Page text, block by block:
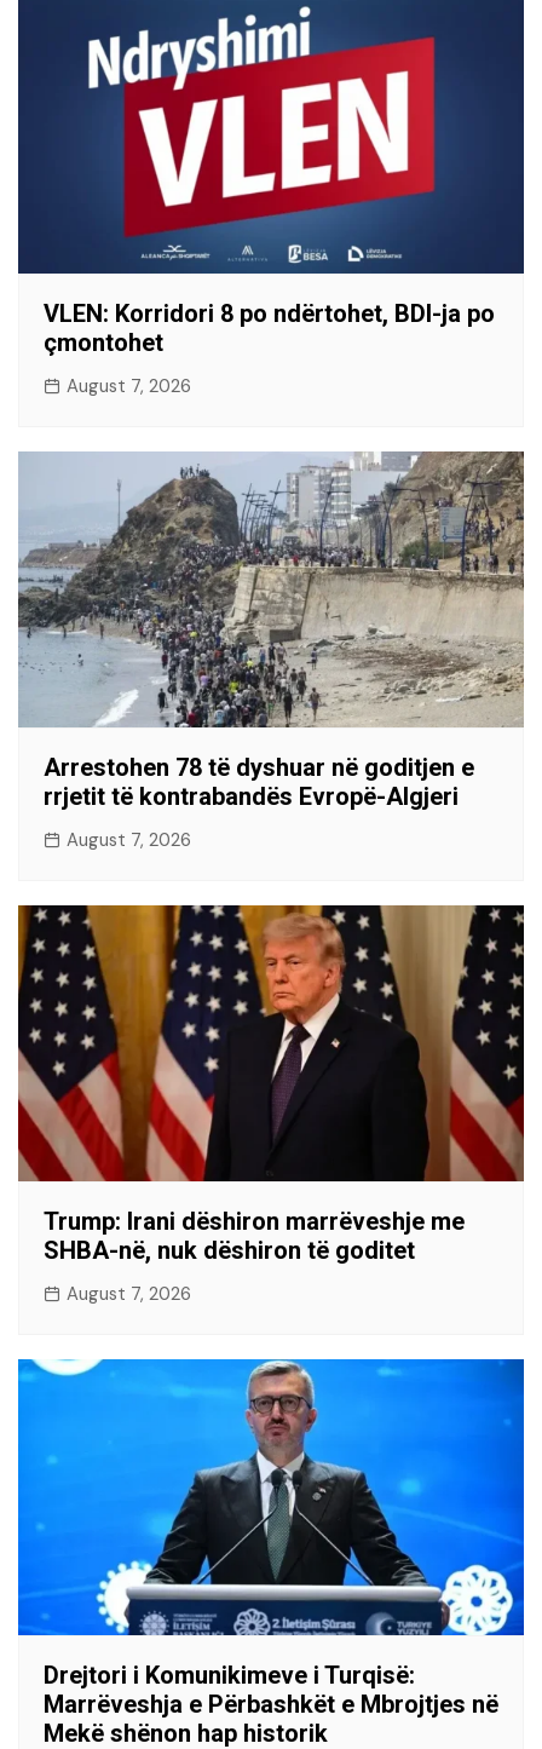
VLEN: Korridori 8 po ndërtohet, BDI-ja po
çmontohet
August 7, 2026
Arrestohen 78 të dyshuar në goditjen e
rrjetit të kontrabandës Evropë-Algjeri
August 7, 2026
Trump: Irani dëshiron marrëveshje me
SHBA-në, nuk dëshiron të goditet
August 7, 2026
Drejtori i Komunikimeve i Turqisë:
Marrëveshja e Përbashkët e Mbrojtjes në
Mekë shënon hap historik